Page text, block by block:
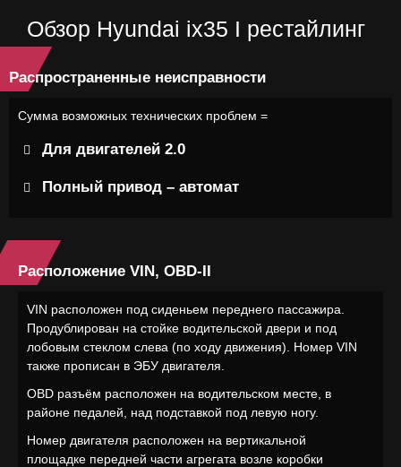
Обзор Hyundai ix35 I рестайлинг
Распространенные неисправности
Сумма возможных технических проблем =
Для двигателей 2.0
Полный привод – автомат
Расположение VIN, OBD-II
VIN расположен под сиденьем переднего пассажира.
Продублирован на стойке водительской двери и под
лобовым стеклом слева (по ходу движения). Номер VIN
также прописан в ЭБУ двигателя.
OBD разъём расположен на водительском месте, в
районе педалей, над подставкой под левую ногу.
Номер двигателя расположен на вертикальной
площадке передней части агрегата возле коробки